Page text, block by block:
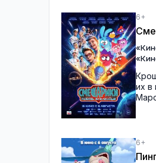
6+
их в
6+